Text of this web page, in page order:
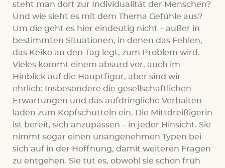
steht man dort zur Individualität der Menschen?
Und wie sieht es mit dem Thema Gefühle aus?
Um die geht es hier eindeutig nicht – außer in
bestimmten Situationen, in denen das Fehlen,
das Keiko an den Tag legt, zum Problem wird.
Vieles kommt einem absurd vor, auch im
Hinblick auf die Hauptfigur, aber sind wir
ehrlich: Insbesondere die gesellschaftlichen
Erwartungen und das aufdringliche Verhalten
laden zum Kopfschütteln ein. Die Mittdreißigerin
ist bereit, sich anzupassen – in jeder Hinsicht. Sie
nimmt sogar einen unangenehmen Typen bei
sich auf in der Hoffnung, damit weiteren Fragen
zu entgehen. Sie tut es, obwohl sie schon früh